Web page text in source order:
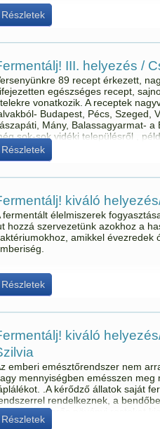
Részletek
III. helyezés /
89 recept érkezett,
egészséges recept,
vonatkozik. A receptek
Budapest, Pécs, Szeged,
Mány, Balassagyarmat- a
sok-sok vidéki településről ,
érkeztek.
Részletek
kiváló
fermentált élelmiszerek
hozzá szervezetünk azokhoz a
amikkel évezredek
Részletek
kiváló
emberi emésztőrendszer nem
mennyiségben emésszen meg
.A kérődző állatok saját
rendelkeznek, a
az erős növényi rostokat
hogy a tápanyagok hatékonyan
Részletek